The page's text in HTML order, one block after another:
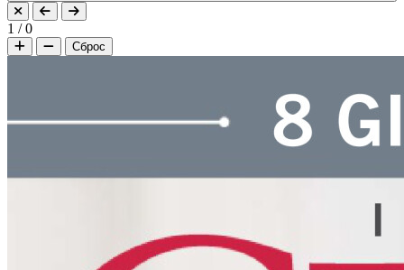
1 /0
Сброс